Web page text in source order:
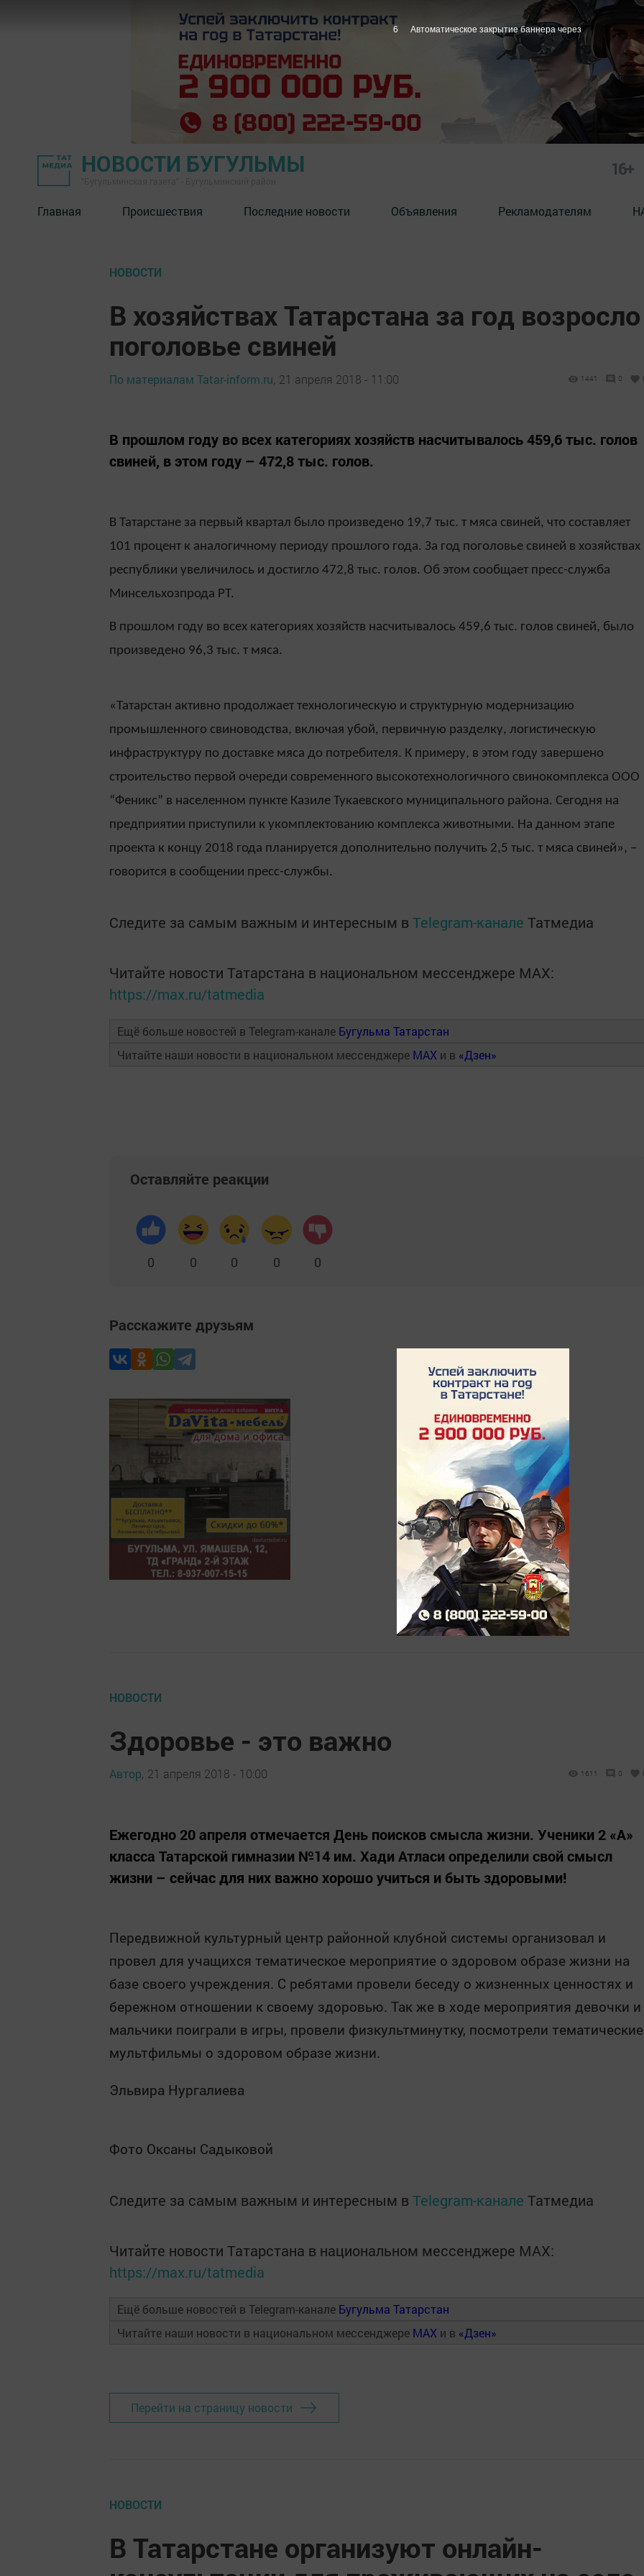
НОВОСТИ БУГУЛЬМЫ 16+
Главная Происшествия Последние новости Объявления Рекламодателям
НОВОСТИ
В хозяйствах Татарстана за год возросло
поголовье свиней
По материалам Tatar-inform.ru, 21 апреля 2018 - 11:00 1441 0
В прошлом году во всех категориях хозяйств насчитывалось 459,6 тыс. голов
свиней, в этом году – 472,8 тыс. голов.
В Татарстане за первый квартал было произведено 19,7 тыс. т мяса свиней, что составляет
101 процент к аналогичному периоду прошлого года. За год поголовье свиней в хозяйствах
республики увеличилось и достигло 472,8 тыс. голов. Об этом сообщает пресс-служба
Минсельхозпрода РТ.
В прошлом году во всех категориях хозяйств насчитывалось 459,6 тыс. голов свиней, было
произведено 96,3 тыс. т мяса.
«Татарстан активно продолжает технологическую и структурную модернизацию
промышленного свиноводства, включая убой, первичную разделку, логистическую
инфраструктуру по доставке мяса до потребителя. К примеру, в этом году завершено
строительство первой очереди современного высокотехнологичного свинокомплекса ООО
“Феникс” в населенном пункте Казиле Тукаевского муниципального района. Сегодня на
предприятии приступили к укомплектованию комплекса животными. На данном этапе
проекта к концу 2018 года планируется дополнительно получить 2,5 тыс. т мяса свиней», –
говорится в сообщении пресс-службы.
Следите за самым важным и интересным в Telegram-канале Татмедиа
Читайте новости Татарстана в национальном мессенджере MАХ:
https://max.ru/tatmedia
Ещё больше новостей в Telegram-канале Бугульма Татарстан
Читайте наши новости в национальном мессенджере MAX и в «Дзен»
Оставляйте реакции
0 0 0 0 0
Расскажите друзьям
НОВОСТИ
Здоровье - это важно
Автор, 21 апреля 2018 - 10:00 1611 0
Ежегодно 20 апреля отмечается День поисков смысла жизни. Ученики 2 «А»
класса Татарской гимназии №14 им. Хади Атласи определили свой смысл
жизни – сейчас для них важно хорошо учиться и быть здоровыми!
Передвижной культурный центр районной клубной системы организовал и
провел для учащихся тематическое мероприятие о здоровом образе жизни на
базе своего учреждения. С ребятами провели беседу о жизненных ценностях и
бережном отношении к своему здоровью. Так же в ходе мероприятия девочки и
мальчики поиграли в игры, провели физкультминутку, посмотрели тематические
мультфильмы о здоровом образе жизни.
Эльвира Нургалиева
Фото Оксаны Садыковой
Следите за самым важным и интересным в Telegram-канале Татмедиа
Читайте новости Татарстана в национальном мессенджере MАХ:
https://max.ru/tatmedia
Ещё больше новостей в Telegram-канале Бугульма Татарстан
Читайте наши новости в национальном мессенджере MAX и в «Дзен»
Перейти на страницу новости
НОВОСТИ
В Татарстане организуют онлайн-
5 Автоматическое закрытие баннера через